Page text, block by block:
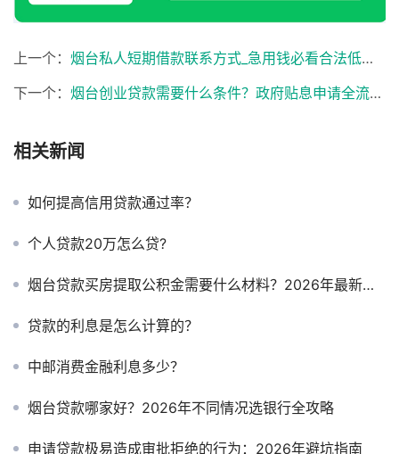
上一个： 烟台私人短期借款联系方式_急用钱必看合法低息渠道
下一个： 烟台创业贷款需要什么条件？政府贴息申请全流程详解
相关新闻
如何提高信用贷款通过率？
个人贷款20万怎么贷?
烟台贷款买房提取公积金需要什么材料？2026年最新清单+避坑指南
贷款的利息是怎么计算的？
中邮消费金融利息多少？
烟台贷款哪家好？2026年不同情况选银行全攻略
申请贷款极易造成审批拒绝的行为：2026年避坑指南